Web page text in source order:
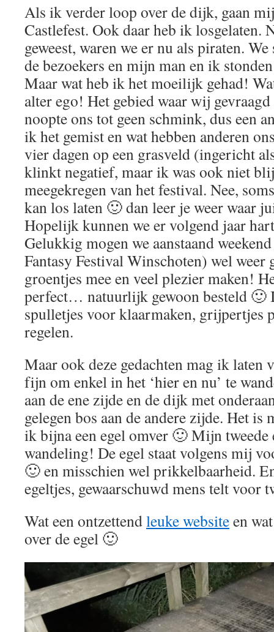
Als ik verder loop over de dijk, gaan
Castlefest. Ook daar heb ik losgelaten.
geweest, waren we er nu als piraten.
de bezoekers en mijn man en ik
Maar wat heb ik het moeilijk gehad!
alter ego! Het gebied waar wij
noopte ons tot geen schmink, dus een
ik het gemist en wat hebben anderen
vier dagen op een grasveld (ingericht
klinkt negatief, maar ik was ook niet
meegekregen van het festival. Nee,
kan los laten 🙂 dan leer je weer waar
Hopelijk kunnen we er volgend jaar
Gelukkig mogen we aanstaand
Fantasy Festival Winschoten) wel weer
groentjes mee en veel plezier maken!
perfect… natuurlijk gewoon besteld 🙂
spulletjes voor klaarmaken, grijpertjes
regelen.
Maar ook deze gedachten mag ik laten
fijn om enkel in het ‘hier en nu’ te
aan de ene zijde en de dijk met
gelegen bos aan de andere zijde. Het
ik bijna een egel omver 🙂 Mijn tweede
wandeling! De egel staat volgens mij
🙂 en misschien wel prikkelbaarheid.
egeltjes, gewaarschuwd mens telt voor
Wat een ontzettendleuke websiteen
over de egel 🙂